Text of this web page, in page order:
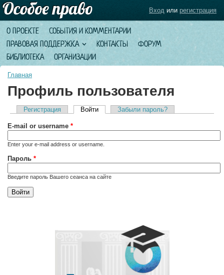
О ПРОЕКТЕ
СОБЫТИЯ И КОММЕНТАРИИ
ПРАВОВАЯ ПОДДЕРЖКА
КОНТАКТЫ
ФОРУМ
БИБЛИОТЕКА
ОРГАНИЗАЦИИ
Вход или регистрация
Главная
Профиль пользователя
Главные вкладки
Регистрация Войти(активная вкладка)
Забыли пароль?
E-mail or username *
Enter your e-mail address or username.
Пароль *
Введите пароль Вашего сеанса на сайте